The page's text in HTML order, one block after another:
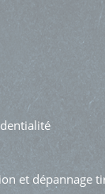
et dépannage